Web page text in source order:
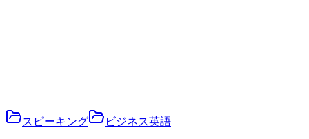
スピーキング ビジネス英語